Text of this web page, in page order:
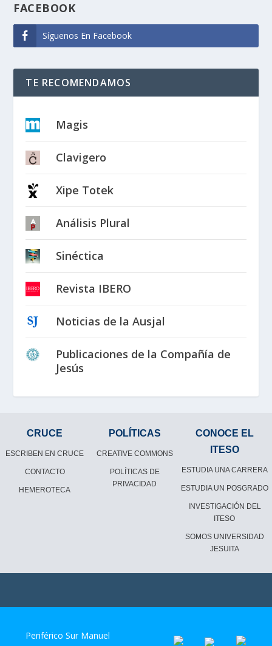
FACEBOOK
Síguenos En Facebook
TE RECOMENDAMOS
Magis
Clavigero
Xipe Totek
Análisis Plural
Sinéctica
Revista IBERO
Noticias de la Ausjal
Publicaciones de la Compañía de
Jesús
CRUCE
ESCRIBEN EN CRUCE
CONTACTO
HEMEROTECA
POLÍTICAS
CREATIVE COMMONS
POLÍTICAS DE
PRIVACIDAD
CONOCE EL
ITESO
ESTUDIA UNA CARRERA
ESTUDIA UN POSGRADO
INVESTIGACIÓN DEL
ITESO
SOMOS UNIVERSIDAD
JESUITA
Periférico Sur Manuel